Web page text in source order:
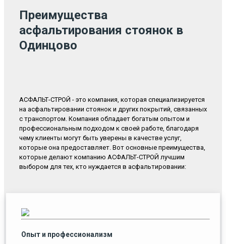
Преимущества
асфальтирования стоянок в
Одинцово
АСФАЛЬТ-СТРОЙ - это компания, которая специализируется
на асфальтировании стоянок и других покрытий, связанных
с транспортом. Компания обладает богатым опытом и
профессиональным подходом к своей работе, благодаря
чему клиенты могут быть уверены в качестве услуг,
которые она предоставляет. Вот основные преимущества,
которые делают компанию АСФАЛЬТ-СТРОЙ лучшим
выбором для тех, кто нуждается в асфальтировании:
Опыт и профессионализм